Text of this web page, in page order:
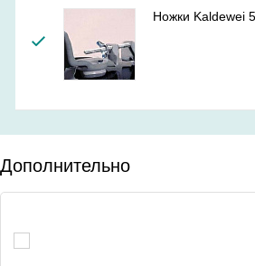
Ножки Kaldewei
Дополнительно